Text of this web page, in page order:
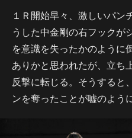
１Ｒ開始早々、激しいパン
うした中金剛の右フックが
を意識を失ったかのように
ありかと思われたが、立ち
反撃に転じる。そうすると
ンを奪ったことが嘘のよう